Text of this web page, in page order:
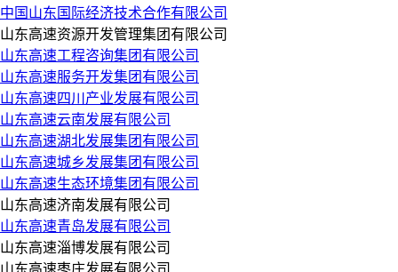
中国山东国际经济技术合作有限公司
山东高速资源开发管理集团有限公司
山东高速工程咨询集团有限公司
山东高速服务开发集团有限公司
山东高速四川产业发展有限公司
山东高速云南发展有限公司
山东高速湖北发展集团有限公司
山东高速城乡发展集团有限公司
山东高速生态环境集团有限公司
山东高速济南发展有限公司
山东高速青岛发展有限公司
山东高速淄博发展有限公司
山东高速枣庄发展有限公司